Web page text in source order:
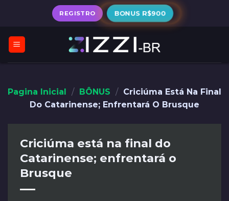
REGISTRO BONUS R$900
Pagina Inicial / BÔNUS / Criciúma Está Na Final
Do Catarinense; Enfrentará O Brusque
Criciúma está na final do
Catarinense; enfrentará o
Brusque